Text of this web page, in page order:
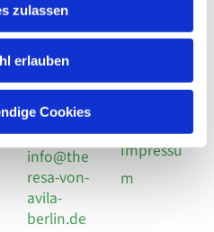
zulassen
erlauben
Cookies
Telefon
+49 30
924 64 28
30 924 54
18
E-Mail
info@the
resa-von-
avila-
berlin.de
Datensch
Social
Impressu
m